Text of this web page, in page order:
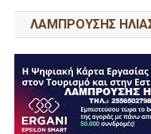
ΛΑΜΠΡΟΥΣΗΣ